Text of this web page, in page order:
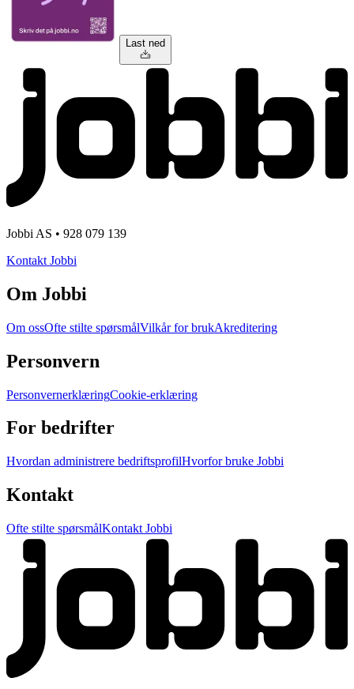
Last ned
Jobbi AS • 928 079 139
Kontakt Jobbi
Om Jobbi
Om ossOfte stilte spørsmålVilkår for brukAkreditering
Personvern
PersonvernerklæringCookie-erklæring
For bedrifter
Hvordan administrere bedriftsprofilHvorfor bruke Jobbi
Kontakt
Ofte stilte spørsmålKontakt Jobbi